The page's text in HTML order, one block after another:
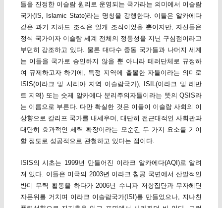
들을 진정한 이슬람 원리로 운영되는 국가라는 의미에서 이슬람
국가(IS, Islamic State)라는 명칭을 강행한다. 이들은 알카에다
같은 과거 지하드 조직은 일개 조직이었을 뿐이지만, 자신들은
정식 국가이자 이슬람 세계 전체의 정통성을 지닌 구심점이라고
부던히 강조하고 있다. 물론 대다수 중동 국가들과 나머지 세계
는 이들을 국가로 승인하지 않을 뿐 아니라 테러단체로 규정하
여 규제하고자 하기에, 특정 지역에 출몰한 자들이라는 의미로
ISIS(이라크 및 시리아 지역 이슬람국가), ISIL(이라크 및 레반
트 지역) 또는 숫제 알카에다 분리주의자들이라는 뜻의 QSIS라
는 이름으로 부른다. 다만 확실한 것은 이들이 이슬람 사회의 이
상향으로 칼리프 국가를 내세우며, 대단히 전근대적인 사회관과
대단히 효과적인 세력 확장이라는 모순된 두 가지 요소를 기이
할 정도로 성공적으로 관철하고 있다는 점이다.
ISIS의 시초는 1999년 만들어진 이라크 알카에다(AQI)로 알려
져 있다. 이들은 미국의 2003년 이라크 침공 국면에서 산발적인
반미 무력 활동을 하다가 2006년 수니파 저항집단과 무자헤딘
자문위를 거치며 이라크 이슬람국가(ISI)를 만들었으나, 지나친